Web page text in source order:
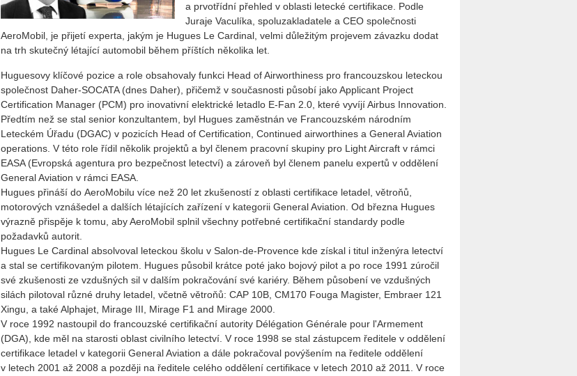
a prvotřídní přehled v oblasti letecké certifikace. Podle
Juraje Vaculíka, spoluzakladatele a CEO společnosti
AeroMobil, je přijetí experta, jakým je Hugues Le Cardinal, velmi důležitým projevem závazku dodat
na trh skutečný létající automobil během příštích několika let.
Huguesovy klíčové pozice a role obsahovaly funkci Head of Airworthiness pro francouzskou leteckou
společnost Daher-SOCATA (dnes Daher), přičemž v současnosti působí jako Applicant Project
Certification Manager (PCM) pro inovativní elektrické letadlo E-Fan 2.0, které vyvíjí Airbus Innovation.
Předtím než se stal senior konzultantem, byl Hugues zaměstnán ve Francouzském národním
Leteckém Úřadu (DGAC) v pozicích Head of Certification, Continued airworthines a General Aviation
operations. V této role řídil několik projektů a byl členem pracovní skupiny pro Light Aircraft v rámci
EASA (Evropská agentura pro bezpečnost letectví) a zároveň byl členem panelu expertů v oddělení
General Aviation v rámci EASA.
Hugues přináší do AeroMobilu více než 20 let zkušeností z oblasti certifikace letadel, větroňů,
motorových vznášedel a dalších létajících zařízení v kategorii General Aviation. Od března Hugues
výrazně přispěje k tomu, aby AeroMobil splnil všechny potřebné certifikační standardy podle
požadavků autorit.
Hugues Le Cardinal absolvoval leteckou školu v Salon-de-Provence kde získal i titul inženýra letectví
a stal se certifikovaným pilotem. Hugues působil krátce poté jako bojový pilot a po roce 1991 zúročil
své zkušenosti ze vzdušných sil v dalším pokračování své kariéry. Během působení ve vzdušných
silách pilotoval různé druhy letadel, včetně větroňů: CAP 10B, CM170 Fouga Magister, Embraer 121
Xingu, a také Alphajet, Mirage III, Mirage F1 and Mirage 2000.
V roce 1992 nastoupil do francouzské certifikační autority Délégation Générale pour l'Armement
(DGA), kde měl na starosti oblast civilního letectví. V roce 1998 se stal zástupcem ředitele v oddělení
certifikace letadel v kategorii General Aviation a dále pokračoval povýšením na ředitele oddělení
v letech 2001 až 2008 a později na ředitele celého oddělení certifikace v letech 2010 až 2011. V roce